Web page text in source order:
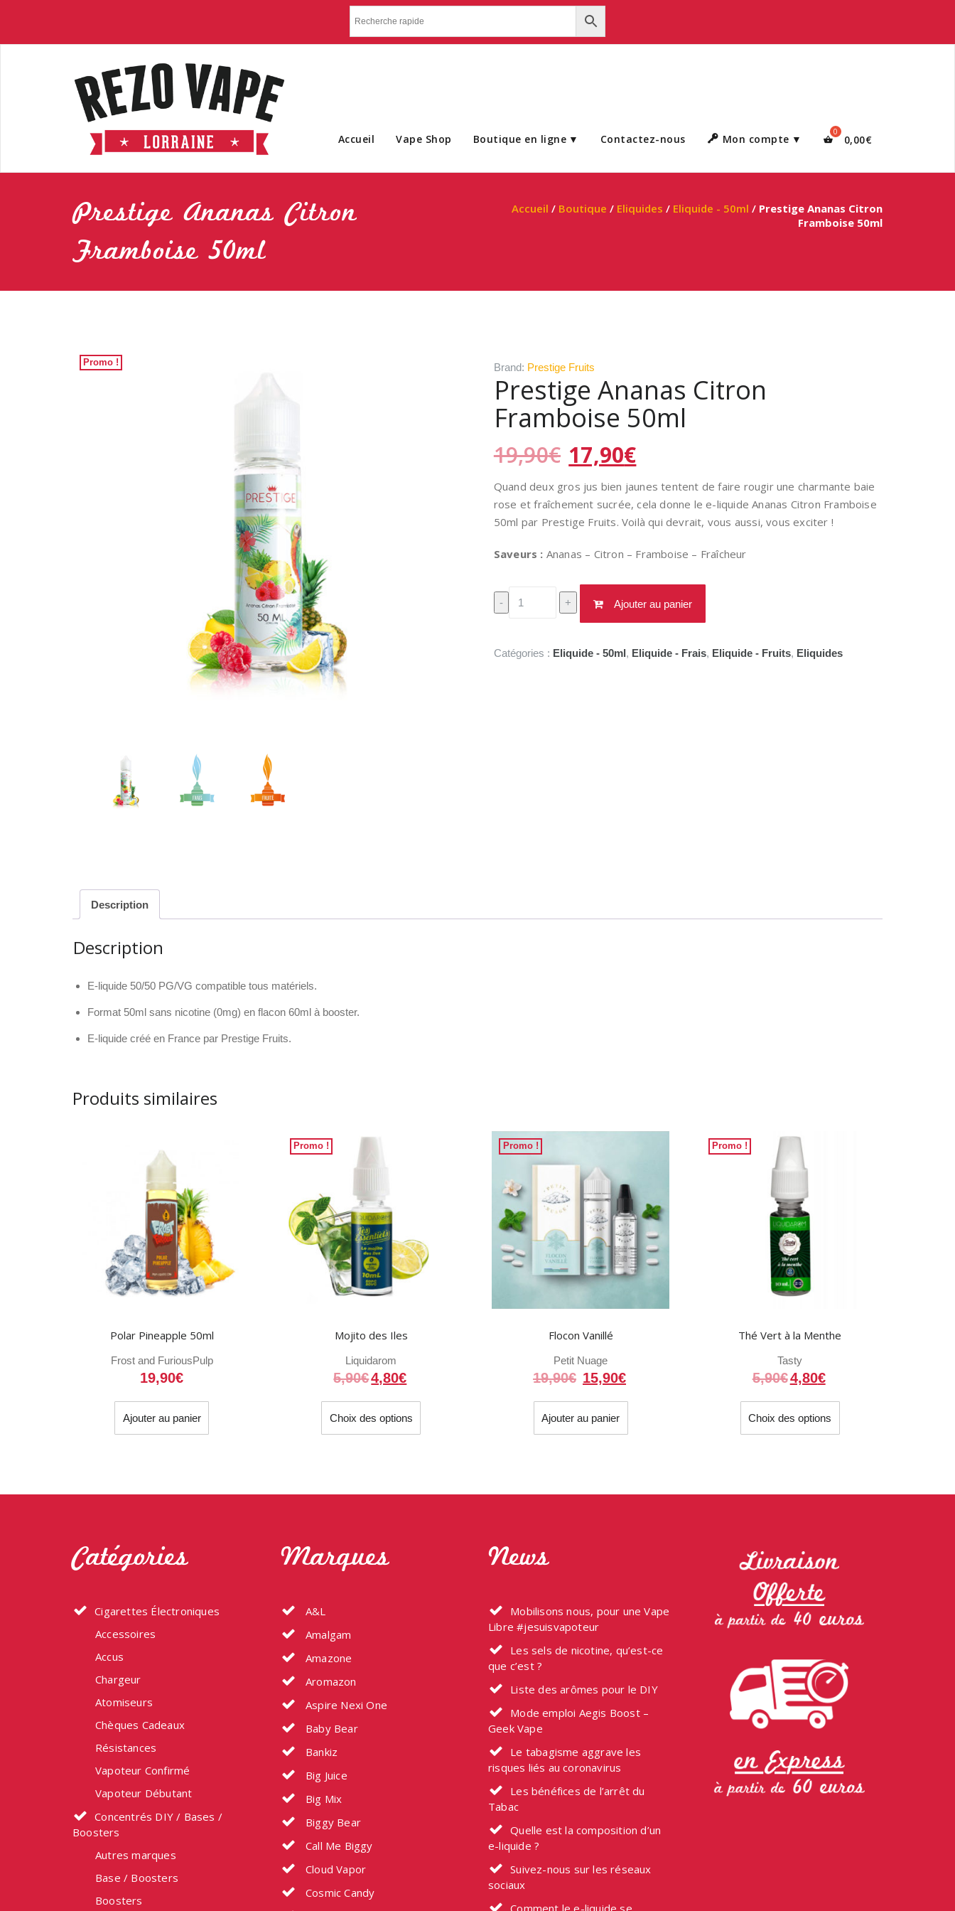
Accueil Vape Shop Boutique en ligne Contactez-nous Mon compte 0,00€
Prestige Ananas Citron
Framboise 50ml
Accueil / Boutique / Eliquides / Eliquide - 50ml / Prestige Ananas Citron
Framboise 50ml
Promo ! Brand: Prestige Fruits
Prestige Ananas Citron
Framboise 50ml
19,90€ Le
prix
initial
était :
19,90€.
17,90€
actuel
est :
17,90€.
Quand deux gros jus bien jaunes tentent de faire rougir une charmante baie
rose et fraîchement sucrée, cela donne le e-liquide Ananas Citron Framboise
50ml par Prestige Fruits. Voilà qui devrait, vous aussi, vous exciter !
Saveurs : Ananas – Citron – Framboise – Fraîcheur
-
quantité
de
Ananas
+ Ajouter au panier
Catégories : Eliquide - 50ml, Eliquide - Frais, Eliquide - Fruits, Eliquides
Description
Description
E-liquide 50/50 PG/VG compatible tous matériels.
Format 50ml sans nicotine (0mg) en flacon 60ml à booster.
E-liquide créé en France par Prestige Fruits.
Produits similaires
Polar Pineapple 50ml
Frost and FuriousPulp
19,90€
Ajouter au panier
Promo !
Mojito des Iles
Liquidarom
5,90€4,80€
Choix des options
Ce
a
Promo !
Flocon Vanillé
Petit Nuage
19,90€ Le
initial
était :
15,90€
est :
Ajouter au panier
Promo !
Thé Vert à la Menthe
Tasty
5,90€4,80€
Choix des options
Ce
a
page
Catégories
Cigarettes Électroniques
Accessoires
Accus
Chargeur
Atomiseurs
Chèques Cadeaux
Résistances
Vapoteur Confirmé
Vapoteur Débutant
Concentrés DIY / Bases /
Boosters
Autres marques
Base / Boosters
Boosters
Marques
A&L
Amalgam
Amazone
Aromazon
Aspire Nexi One
Baby Bear
Bankiz
Big Juice
Big Mix
Biggy Bear
Call Me Biggy
Cloud Vapor
Cosmic Candy
News
Mobilisons nous, pour une Vape
Libre #jesuisvapoteur
Les sels de nicotine, qu’est-ce
que c’est ?
Liste des arômes pour le DIY
Mode emploi Aegis Boost –
Geek Vape
Le tabagisme aggrave les
risques liés au coronavirus
Les bénéfices de l’arrêt du
Tabac
Quelle est la composition d’un
e-liquide ?
Suivez-nous sur les réseaux
sociaux